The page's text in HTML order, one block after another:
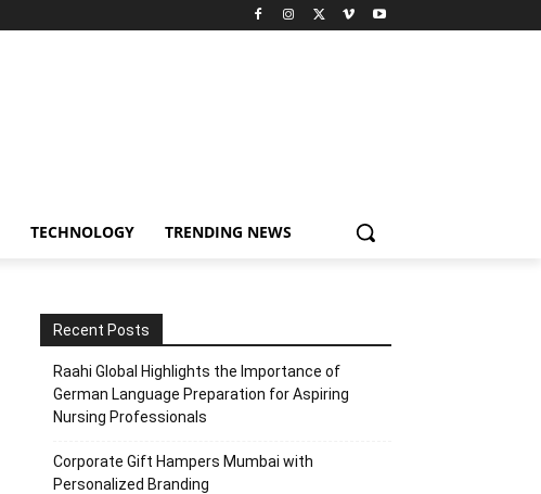
TECHNOLOGY TRENDING NEWS
Recent Posts
Raahi Global Highlights the Importance of
German Language Preparation for Aspiring
Nursing Professionals
Corporate Gift Hampers Mumbai with
Personalized Branding